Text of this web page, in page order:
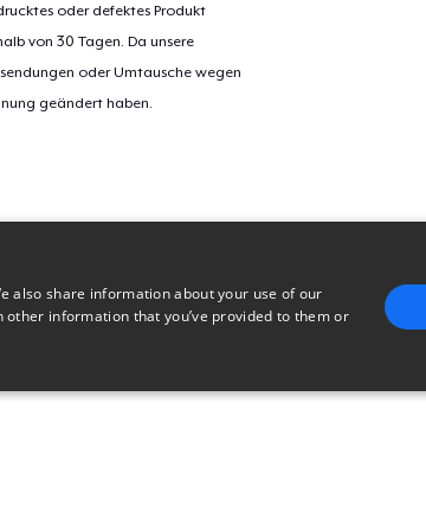
oder defektes Produkt
von 30 Tagen. Da unsere
oder Umtausche wegen
geändert haben.
also share information about your use of our
information that you’ve provided to them or